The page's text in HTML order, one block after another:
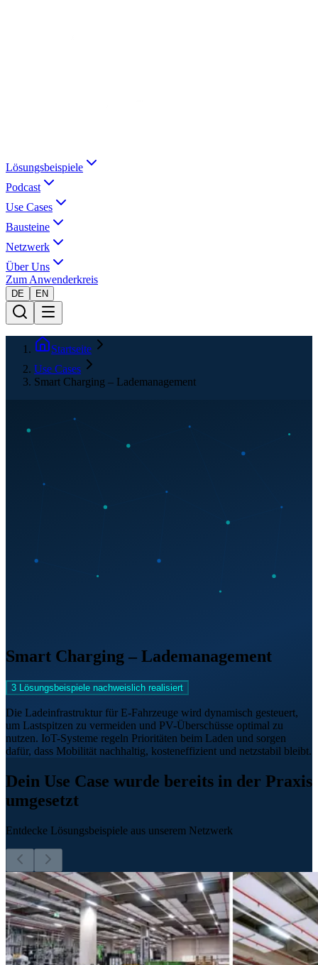
Lösungsbeispiele
Podcast
Use Cases
Bausteine
Netzwerk
Über Uns
Zum Anwenderkreis
DE EN
Startseite
Use Cases
Smart Charging – Lademanagement
Smart Charging – Lademanagement
3 Lösungsbeispiele nachweislich realisiert
Die Ladeinfrastruktur für E-Fahrzeuge wird dynamisch gesteuert,
um Lastspitzen zu vermeiden und PV-Überschüsse optimal zu
nutzen. IoT-Systeme regeln Prioritäten beim Laden und sorgen
dafür, dass Mobilität nachhaltig, kosteneffizient und netzstabil bleibt.
Dein Use Case wurde bereits in der Praxis
umgesetzt
Entdecke Lösungsbeispiele aus unserem Netzwerk